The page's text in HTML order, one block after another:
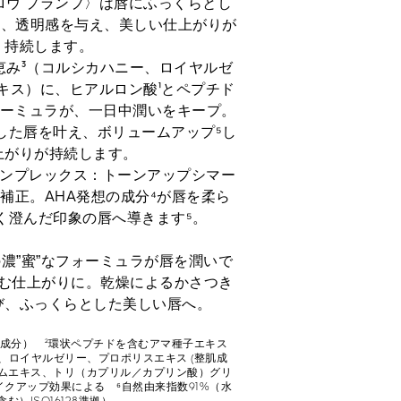
ウ プランプ〉は唇にふっくらとし
透明感を与え、美しい仕上がりが
持続します。
³（コルシカハニー、ロイヤルゼ
ス）に、ヒアルロン酸¹とペプチド
ミュラが、一日中潤いをキープ。
た唇を叶え、ボリュームアップ⁵し
りが持続します。
プレックス：トーンアップシマー
正。AHA発想の成分⁴が唇を柔ら
澄んだ印象の唇へ導きます⁵。
”蜜”なフォーミュラが唇を潤いで
仕上がりに。乾燥によるかさつき
ふっくらとした美しい唇へ。
分） ²環状ペプチドを含むアマ種子エキス
ロイヤルゼリー、プロポリスエキス (整肌成
キス、トリ（カプリル／カプリン酸）グリ
アップ効果による ⁶自然由来指数91%（水